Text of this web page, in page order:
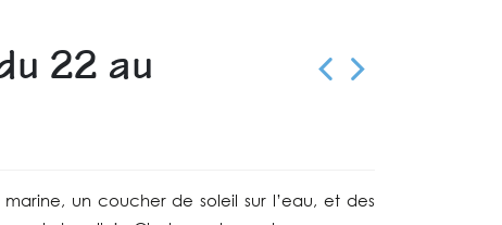
22 au
un coucher de soleil sur l’eau, et des